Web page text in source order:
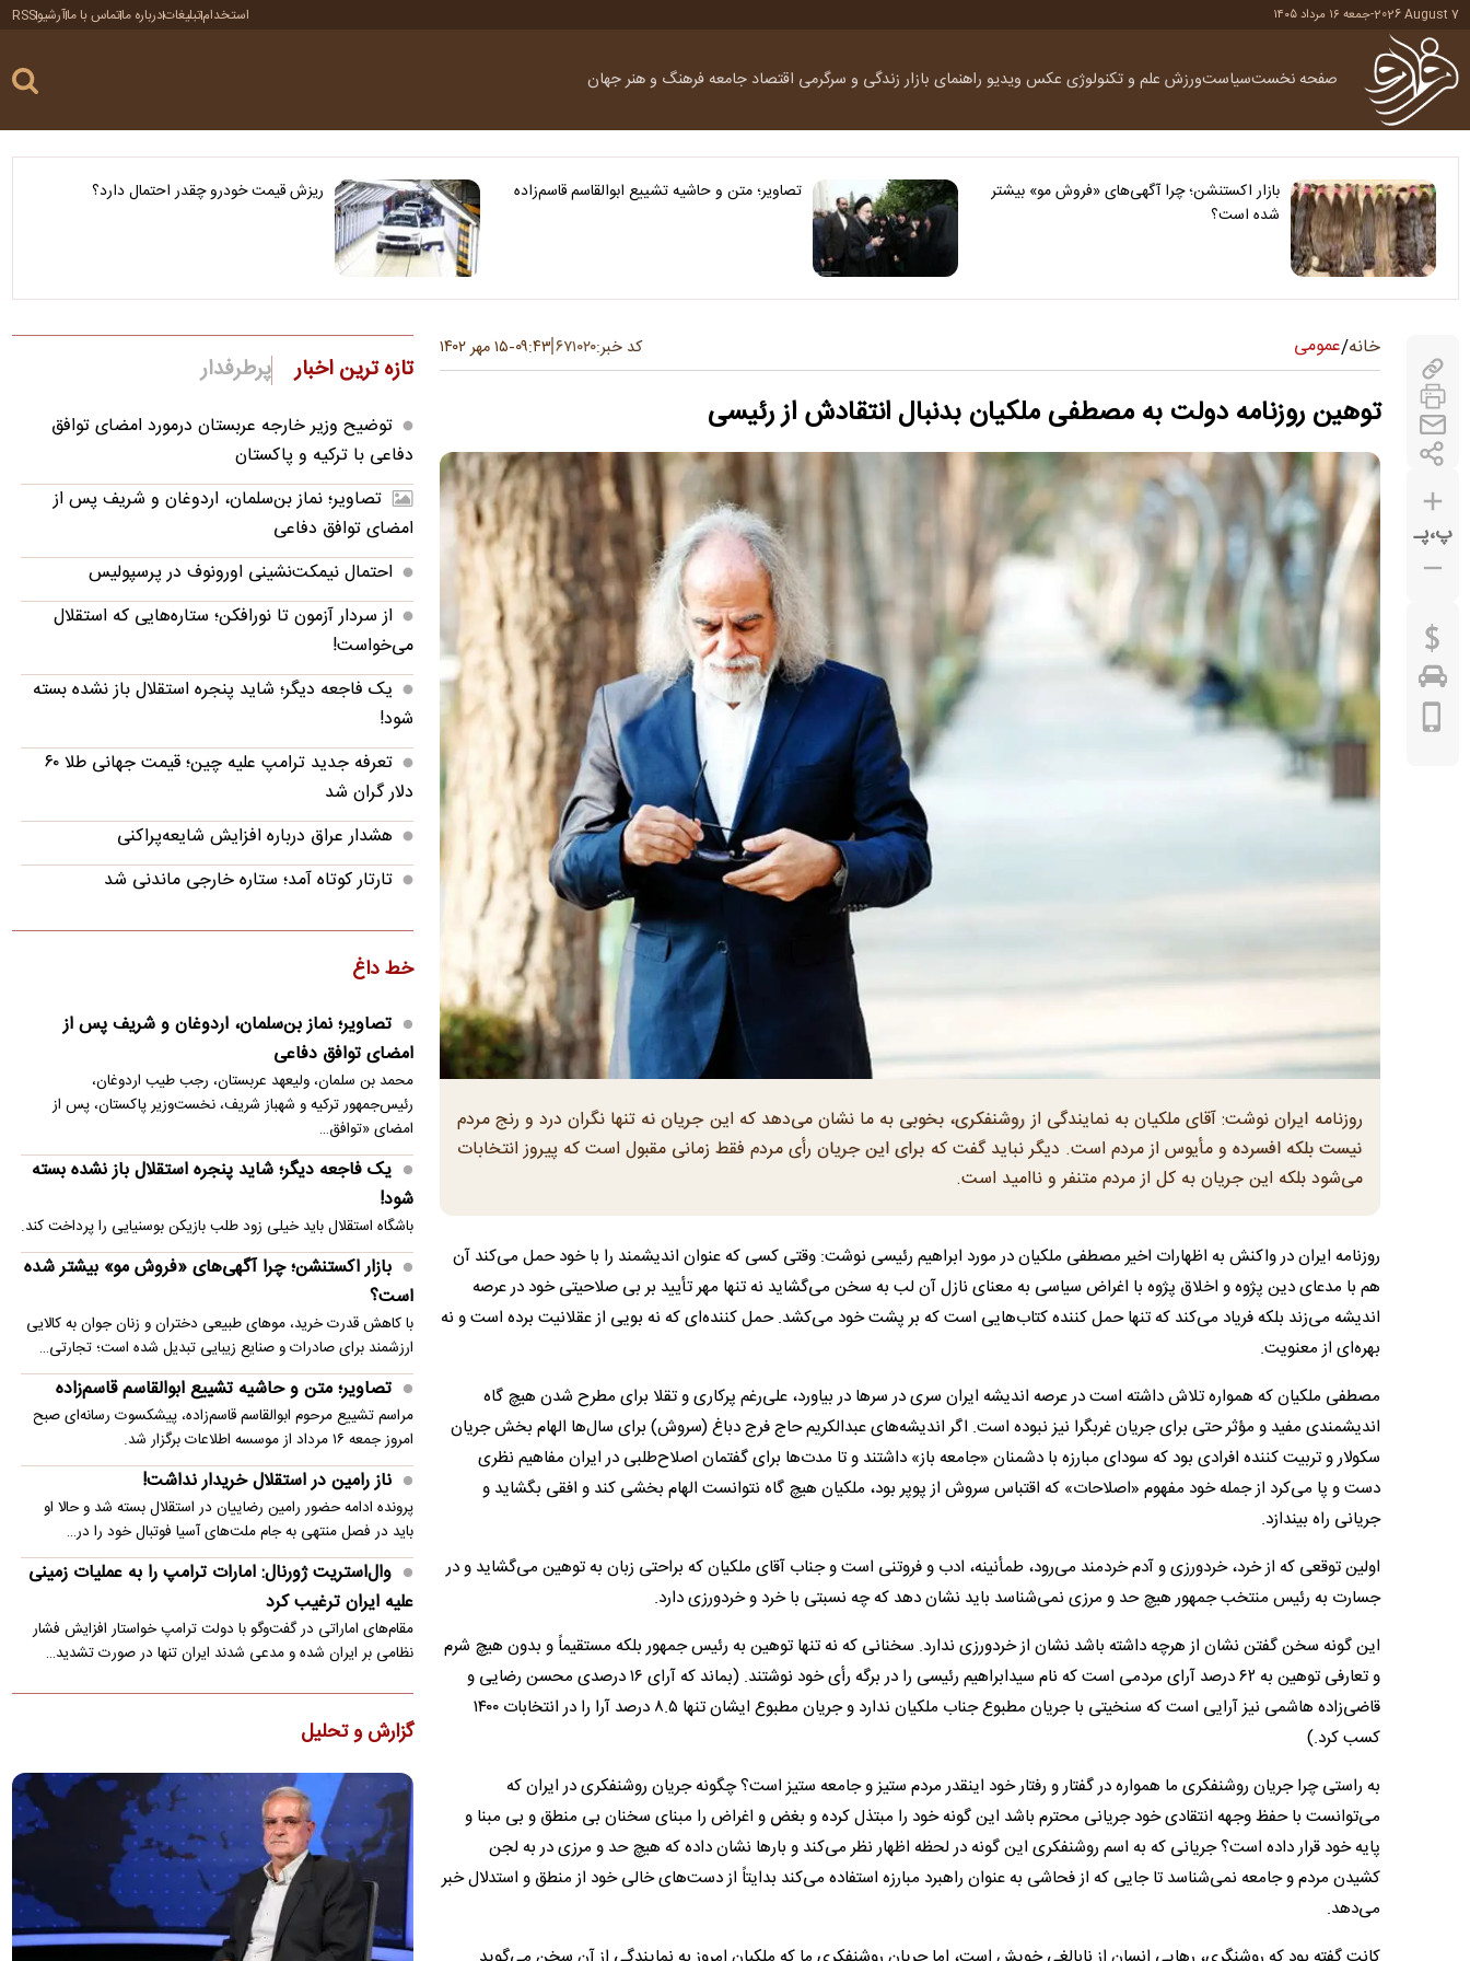
2026 August 7
-جمعه ۱۶ مرداد ۱۴۰۵ استخدامتبلیغاتدرباره ماتماس با ماآرشیوRSS
صفحه نخستسیاستورزش علم و تکنولوژی عکس ویدیو راهنمای بازارزندگی و سرگرمی اقتصاد جامعهفرهنگ و هنرجهان
بازار اکستنشن؛ چرا آگهی‌های «فروش مو» بیشتر
شده است؟
تصاویر؛ متن و حاشیه تشییع ابوالقاسم قاسم‌زاده ریزش قیمت خودرو چقدر احتمال دارد؟
پ،پـ
خانه/عمومی کد خبر:۶۷۱۰۲۰ ۰۹:۴۳-۱۵ مهر ۱۴۰۲
توهین روزنامه دولت به مصطفی ملکیان بدنبال انتقادش از رئیسی
روزنامه ایران نوشت: آقای ملکیان به نمایندگی از روشنفکری، بخوبی به ما نشان می‌دهد که این جریان نه تنها نگران درد و رنج مردم
نیست بلکه افسرده و مأیوس از مردم است. دیگر نباید گفت که برای این جریان رأی مردم فقط زمانی مقبول است که پیروز انتخابات
می‌شود بلکه این جریان به کل از مردم متنفر و ناامید است.
روزنامه ایران در واکنش به اظهارات اخیر مصطفی ملکیان در مورد ابراهیم رئیسی نوشت: وقتی کسی که عنوان اندیشمند را با خود حمل می‌کند آن
هم با مدعای دین پژوه و اخلاق پژوه با اغراض سیاسی به معنای نازل آن لب به سخن می‌گشاید نه تنها مهر تأیید بر بی صلاحیتی خود در عرصه
اندیشه می‌زند بلکه فریاد می‌کند که تنها حمل کننده کتاب‌هایی است که بر پشت خود می‌کشد. حمل کننده‌ای که نه بویی از عقلانیت برده است و نه
بهره‌ای از معنویت.
مصطفی ملکیان که همواره تلاش داشته است در عرصه اندیشه ایران سری در سر‌ها در بیاورد، علی‌رغم پرکاری و تقلا برای مطرح شدن هیچ گاه
اندیشمندی مفید و مؤثر حتی برای جریان غربگرا نیز نبوده است. اگر اندیشه‌های عبدالکریم حاج فرج دباغ (سروش) برای سال‌ها الهام بخش جریان
سکولار و تربیت کننده افرادی بود که سودای مبارزه با دشمنان «جامعه باز» داشتند و تا مدت‌ها برای گفتمان اصلاح‌طلبی در ایران مفاهیم نظری
دست و پا می‌کرد از جمله خود مفهوم «اصلاحات» که اقتباس سروش از پوپر بود، ملکیان هیچ گاه نتوانست الهام بخشی کند و افقی بگشاید و
جریانی راه بیندازد.
اولین توقعی که از خرد، خردورزی و آدم خردمند می‌رود، طمأنینه، ادب و فروتنی است و جناب آقای ملکیان که براحتی زبان به توهین می‌گشاید و در
جسارت به رئیس منتخب جمهور هیچ حد و مرزی نمی‌شناسد باید نشان دهد که چه نسبتی با خرد و خردورزی دارد.
این گونه سخن گفتن نشان از هرچه داشته باشد نشان از خردورزی ندارد. سخنانی که نه تنها توهین به رئیس جمهور بلکه مستقیماً و بدون هیچ شرم
و تعارفی توهین به ۶۲ درصد آرای مردمی است که نام سیدابراهیم رئیسی را در برگه رأی خود نوشتند. (بماند که آرای ۱۶ درصدی محسن رضایی و
قاضی‌زاده هاشمی نیز آرایی است که سنخیتی با جریان مطبوع جناب ملکیان ندارد و جریان مطبوع ایشان تنها ۸.۵ درصد آرا را در انتخابات ۱۴۰۰
کسب کرد.)
به راستی چرا جریان روشنفکری ما همواره در گفتار و رفتار خود اینقدر مردم ستیز و جامعه ستیز است؟ چگونه جریان روشنفکری در ایران که
می‌توانست با حفظ وجهه انتقادی خود جریانی محترم باشد این گونه خود را مبتذل کرده و بغض و اغراض را مبنای سخنان بی منطق و بی مبنا و
پایه خود قرار داده است؟ جریانی که به اسم روشنفکری این گونه در لحظه اظهار نظر می‌کند و بار‌ها نشان داده که هیچ حد و مرزی در به لجن
کشیدن مردم و جامعه نمی‌شناسد تا جایی که از فحاشی به عنوان راهبرد مبارزه استفاده می‌کند بدایتاً از دست‌های خالی خود از منطق و استدلال خبر
می‌دهد.
تازه ترین اخبار پرطرفدار
توضیح وزیر خارجه عربستان درمورد امضای توافق
دفاعی با ترکیه و پاکستان
تصاویر؛ نماز بن‌سلمان، اردوغان و شریف پس از
امضای توافق دفاعی
احتمال نیمکت‌نشینی اورونوف در پرسپولیس
از سردار آزمون تا نورافکن؛ ستاره‌هایی که استقلال
می‌خواست!
یک فاجعه دیگر؛ شاید پنجره استقلال باز نشده بسته
شود!
تعرفه جدید ترامپ علیه چین؛ قیمت جهانی طلا ۶۰
دلار گران شد
هشدار عراق درباره افزایش شایعه‌پراکنی
تارتار کوتاه آمد؛ ستاره خارجی ماندنی شد
آخرین وضعیت حضور دانیال ایری در پرسپولیس
بازار اکستنشن؛ چرا آگهی‌های «فروش مو» بیشتر شده
تصاویر؛ متن و حاشیه تشییع ابوالقاسم قاسم‌زاده
علت انصراف ستاره پرسپولیسی از حضور در تیم
منصوریان
علت صدای انفجار در این شهرستان کهگیلویه و
بویراحمد
روبیو: فشار اقتصادی آمریکا بر کوبا تشدید می‌شود
رضایی: توافق عربستان با ترکیه و پاکستان امنیتش را
تضمین نمی‌کند
خط داغ
تصاویر؛ نماز بن‌سلمان، اردوغان و شریف پس از
امضای توافق دفاعی
محمد بن سلمان، ولیعهد عربستان، رجب طیب اردوغان،
رئیس‌جمهور ترکیه و شهباز شریف، نخست‌وزیر پاکستان، پس از
امضای «توافق…
یک فاجعه دیگر؛ شاید پنجره استقلال باز نشده بسته
شود!
باشگاه استقلال باید خیلی زود طلب بازیکن بوسنیایی را پرداخت کند.
بازار اکستنشن؛ چرا آگهی‌های «فروش مو» بیشتر شده
است؟
با کاهش قدرت خرید، موهای طبیعی دختران و زنان جوان به کالایی
ارزشمند برای صادرات و صنایع زیبایی تبدیل شده است؛ تجارتی…
تصاویر؛ متن و حاشیه تشییع ابوالقاسم قاسم‌زاده
مراسم تشییع مرحوم ابوالقاسم قاسم‌زاده، پیشکسوت رسانه‌ای صبح
امروز جمعه ۱۶ مرداد از موسسه اطلاعات برگزار شد.
ناز رامین در استقلال خریدار نداشت!
پرونده ادامه حضور رامین رضاییان در استقلال بسته شد و حالا او
باید در فصل منتهی به جام ملت‌های آسیا فوتبال خود را در…
وال‌استریت ژورنال: امارات ترامپ را به عملیات زمینی
علیه ایران ترغیب کرد
مقام‌های اماراتی در گفت‌وگو با دولت ترامپ خواستار افزایش فشار
نظامی بر ایران شده و مدعی شدند ایران تنها در صورت تشدید…
شنیده شدن صدای انفجار مهیب در مسکو
رسانه‌های روسی صدای انفجار بلند شنیده شده در چندین منطقه
مسکو را ناشی از شکستن دیوار صوتی اعلام کردند.
ریاض، آنکارا و اسلام‌آباد در یک پیمان/ «توافق مکه»
به دنبال چیست؟
اضافه شدن ترکیه به یک چارچوب دفاعی جدید می‌تواند همکاری
ریاض و اسلام‌آباد را از سطح دوجانبه به یک سازوکار سه‌جانبه…
ادعای الجزیره: عمان شرط انطباق توافق با حقوق
بین‌الملل را مطرح کرد و ایران پذیرفت
گزارش و تحلیل